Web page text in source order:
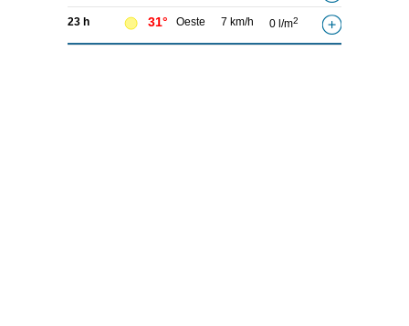
23 h 31° Oeste 7 km/h 0 l/m2